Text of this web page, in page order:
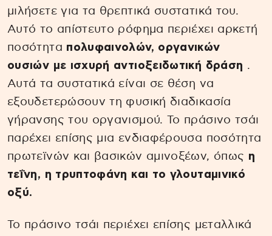
μιλήσετε για τα θρεπτικά συστατικά του.
Αυτό το απίστευτο ρόφημα περιέχει αρκετή
ποσότητα πολυφαινολών, οργανικών
ουσιών με ισχυρή αντιοξειδωτική δράση .
Αυτά τα συστατικά είναι σε θέση να
εξουδετερώσουν τη φυσική διαδικασία
γήρανσης του οργανισμού. Το πράσινο τσάι
παρέχει επίσης μια ενδιαφέρουσα ποσότητα
πρωτεϊνών και βασικών αμινοξέων, όπως η
τεΐνη, η τρυπτοφάνη και το γλουταμινικό
οξύ.
Το πράσινο τσάι περιέχει επίσης μεταλλικά